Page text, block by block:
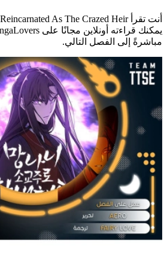
يمكنك قراءته أونلاين مجانًا على MangaLovers.
مباشرةً إلى الفصل التالي.